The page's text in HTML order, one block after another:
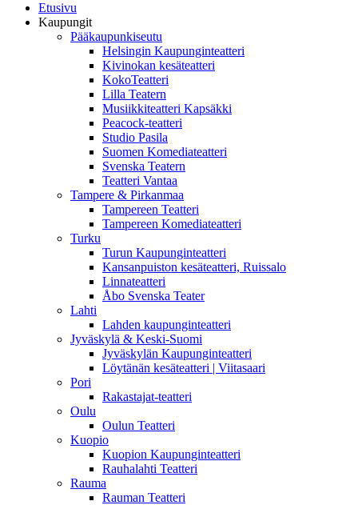
Etusivu
Kaupungit
Pääkaupunkiseutu
Helsingin Kaupunginteatteri
Kivinokan kesäteatteri
KokoTeatteri
Lilla Teatern
Musiikkiteatteri Kapsäkki
Peacock-teatteri
Studio Pasila
Suomen Komediateatteri
Svenska Teatern
Teatteri Vantaa
Tampere & Pirkanmaa
Tampereen Teatteri
Tampereen Komediateatteri
Turku
Turun Kaupunginteatteri
Kansanpuiston kesäteatteri, Ruissalo
Linnateatteri
Åbo Svenska Teater
Lahti
Lahden kaupunginteatteri
Jyväskylä & Keski-Suomi
Jyväskylän Kaupunginteatteri
Löytänän kesäteatteri | Viitasaari
Pori
Rakastajat-teatteri
Oulu
Oulun Teatteri
Kuopio
Kuopion Kaupunginteatteri
Rauhalahti Teatteri
Rauma
Rauman Teatteri